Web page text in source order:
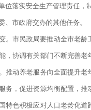
位落实安全生产管理责任，
、市政府交办的其他任务。
变。市民政局要推动全市老
，协调有关部门不断完善
推动养老服务向全面提升
务，促进资源均衡配置，
特色积极应对人口老龄化